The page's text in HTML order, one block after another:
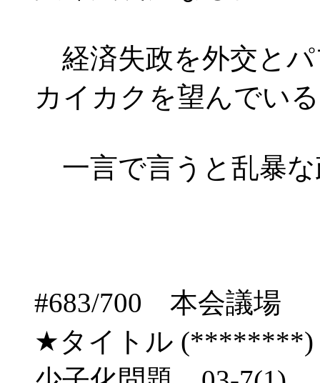
経済失政を外交と
カイカクを望んでい
一言で言うと乱暴な
#683/700 本会議場
★タイトル (********)